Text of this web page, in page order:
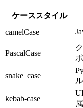
ケーススタイル
camelCase
PascalCase
snake_case
kebab-case